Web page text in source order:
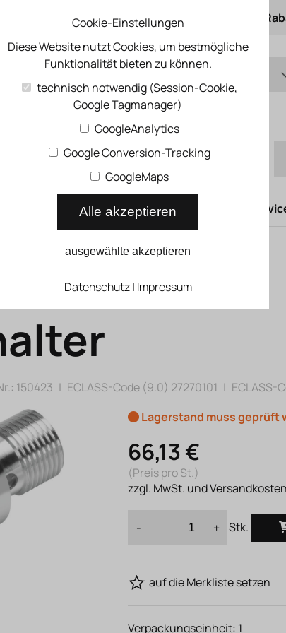
€ Auftragswert ab 500 € 1% Online-
Schnellbestellung
Druckluftsysteme Kompressoren
SIEN
S-L
150423 | ECLASS-Code (9.0) 27270101 | ECLASS-
Lagerstand muss geprüft
66,13 €
(Preis pro St.)
zzgl. MwSt. und Versandkosten
- + Stk.
auf die Merkliste setzen
Verpackungseinheit: 1
Cookie-Einstellungen
Diese Website nutzt Cookies, um bestmögliche
Funktionalität bieten zu können.
technisch notwendig (Session-Cookie,
Google Tagmanager)
GoogleAnalytics
Google Conversion-Tracking
GoogleMaps
Alle akzeptieren
ausgewählte akzeptieren
Datenschutz| Impressum